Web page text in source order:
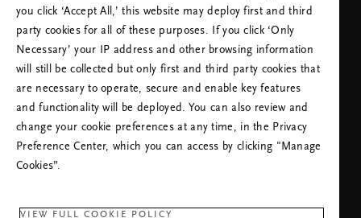
*Nota sul
Corp™*
HAI BISOGNO DI AIUTO? CHIAMACI. SI PREGA
DI NOTARE CHE L'ASSISTENZA SU QUESTA
LINEA TELEFONICA POTREBBE ESSERE IN
LINGUA INGLESE.
(+39) 800 596318
you click ‘Accept All,’ this website may deploy first and third
party cookies for all of these purposes. If you click ‘Only
Necessary’ your IP address and other browsing information
will still be collected but only first and third party cookies that
are necessary to operate, secure and enable key features
and functionality will be deployed. You can also review and
change your cookie preferences at any time, in the Privacy
Preference Center, which you can access by clicking "Manage
Cookies”.
VIEW FULL COOKIE POLICY